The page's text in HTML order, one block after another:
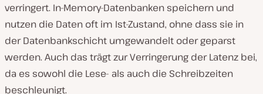
verringert. In-Memory-Datenbanken speichern und
nutzen die Daten oft im Ist-Zustand, ohne dass sie in
der Datenbankschicht umgewandelt oder geparst
werden. Auch das trägt zur Verringerung der Latenz bei,
da es sowohl die Lese- als auch die Schreibzeiten
beschleunigt.